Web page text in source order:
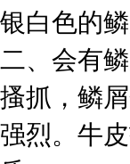
银白色的鳞
二、会有
搔抓，鳞
强烈。牛